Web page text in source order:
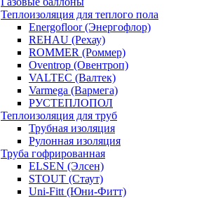
Теплоизоляция для теплого пола
Energofloor (Энергофлор)
REHAU (Рехау)
ROMMER (Роммер)
Oventrop (Овентроп)
VALTEC (Валтек)
Varmega (Вармега)
РУСТЕПЛОПОЛ
Теплоизоляция для труб
Трубная изоляция
Рулонная изоляция
Труба гофрированная
ELSEN (Элсен)
STOUT (Стаут)
Uni-Fitt (Юни-Фитт)